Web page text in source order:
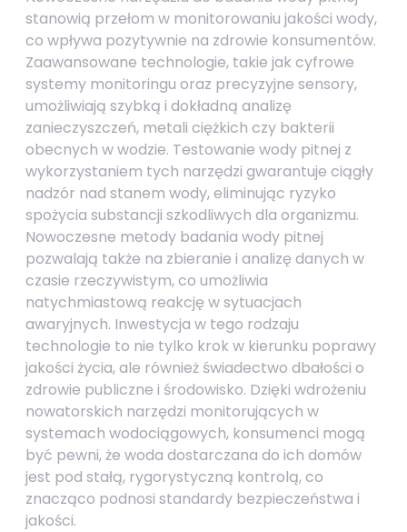
stanowią przełom w monitorowaniu jakości wody,
co wpływa pozytywnie na zdrowie konsumentów.
Zaawansowane technologie, takie jak cyfrowe
systemy monitoringu oraz precyzyjne sensory,
umożliwiają szybką i dokładną analizę
zanieczyszczeń, metali ciężkich czy bakterii
obecnych w wodzie. Testowanie wody pitnej z
wykorzystaniem tych narzędzi gwarantuje ciągły
nadzór nad stanem wody, eliminując ryzyko
spożycia substancji szkodliwych dla organizmu.
Nowoczesne metody badania wody pitnej
pozwalają także na zbieranie i analizę danych w
czasie rzeczywistym, co umożliwia
natychmiastową reakcję w sytuacjach
awaryjnych. Inwestycja w tego rodzaju
technologie to nie tylko krok w kierunku poprawy
jakości życia, ale również świadectwo dbałości o
zdrowie publiczne i środowisko. Dzięki wdrożeniu
nowatorskich narzędzi monitorujących w
systemach wodociągowych, konsumenci mogą
być pewni, że woda dostarczana do ich domów
jest pod stałą, rygorystyczną kontrolą, co
znacząco podnosi standardy bezpieczeństwa i
jakości.